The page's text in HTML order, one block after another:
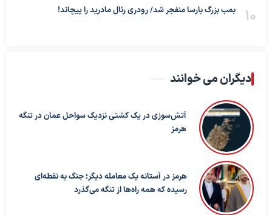
بمب بزرگ بارسا منفجر شد/ رودری رئال مادرید را پیچاند!
دیگران می خوانند
آتش‌سوزی در یک کشتی نزدیک سواحل عمان در تنگه
هرمز
هرمز در آستانه یک معامله دیگر؛ جنگ به نقطه‌ای
رسیده که همه راه‌ها از تنگه می‌گذرد